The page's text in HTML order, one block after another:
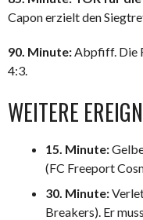
Capon erzielt den
90. Minute:Abpfiff. Die
4:3.
WEITERE
15. Minute:
(FC Freeport
30. Minute:
Breakers). Er